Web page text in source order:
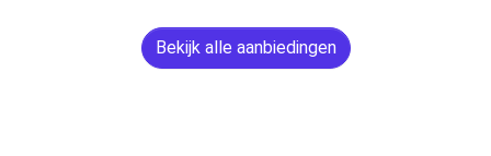
Bekijk alle aanbiedingen